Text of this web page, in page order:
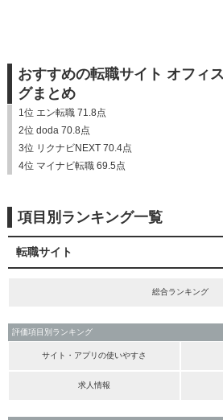
おすすめの転職サイト オフィ
グまとめ
1位 エン転職 71.8点
2位 doda 70.8点
3位 リクナビNEXT 70.4点
4位 マイナビ転職 69.5点
項目別ランキング一覧
転職サイト
総合ランキング
評価項目別ランキング
サイト・アプリの使いやすさ
求人情報